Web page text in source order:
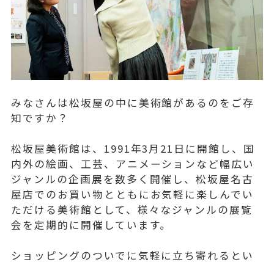
みなさんは松坂屋の中に美術館があるのをご存
知ですか？
松坂屋美術館は、1991年3月21日に開館し、国
内外の絵画、工芸、アニメーションなど幅広い
ジャンルの企画展を数多く開催し、松坂屋名古
屋店でのお買い物とともにお気軽に楽しんでい
ただける美術館として、様々なジャンルの展覧
会を定期的に開催しています。
ショッピングのついでに気軽に立ち寄れるとい